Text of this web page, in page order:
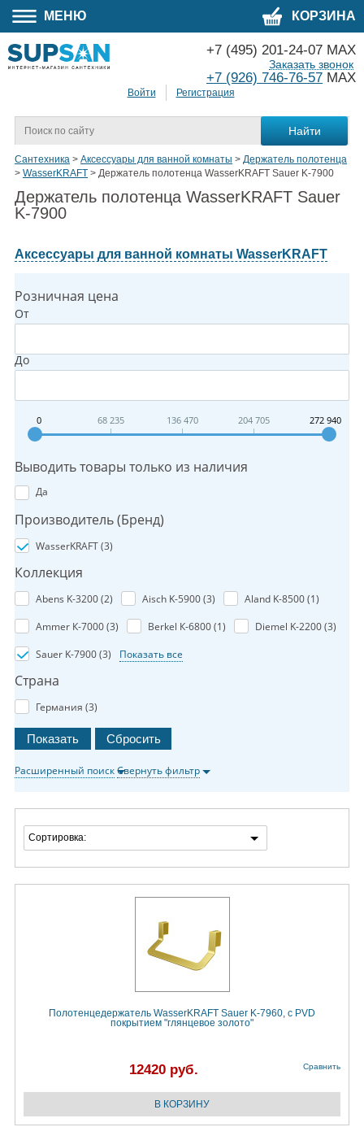
МЕНЮ КОРЗИНА
Войти Регистрация
+7 (495) 201-24-07 MAX
+7 (926) 746-76-57 MAX
Заказать звонок
Сантехника > Аксессуары для ванной комнаты > Держатель полотенца
> WasserKRAFT > Держатель полотенца WasserKRAFT Sauer K-7900
Держатель полотенца WasserKRAFT Sauer
K-7900
Аксессуары для ванной комнаты WasserKRAFT
Розничная цена
От
До
0 68 235 136 470 204 705 272 940
Выводить товары только из наличия
Да
Производитель (Бренд)
WasserKRAFT (3)
Коллекция
Abens K-3200 (2) Aisch K-5900 (3) Aland K-8500 (1)
Ammer К-7000 (3) Berkel К-6800 (1) Diemel K-2200 (3)
Sauer K-7900 (3) Показать все
Страна
Германия (3)
Расширенный поискСвернуть фильтр
Сортировка:
Полотенцедержатель WasserKRAFT Sauer K-7960, с PVD
покрытием "глянцевое золото"
12420 руб. Сравнить